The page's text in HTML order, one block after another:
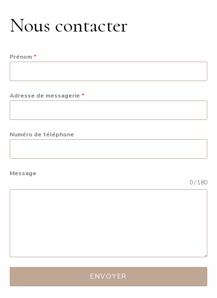
Nous contacter
Prénom *
Adresse de messagerie *
Numéro de téléphone
Message
0 / 180
ENVOYER